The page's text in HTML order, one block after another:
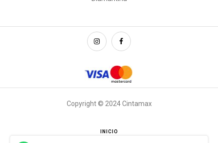
Copyright © 2024 Cintamax
INICIO